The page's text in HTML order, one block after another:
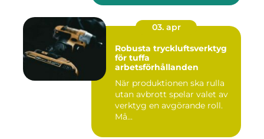
03. apr
Robusta tryckluftsverktyg
för tuffa
arbetsförhållanden
När produktionen ska rulla
utan avbrott spelar valet av
verktyg en avgörande roll.
Må...